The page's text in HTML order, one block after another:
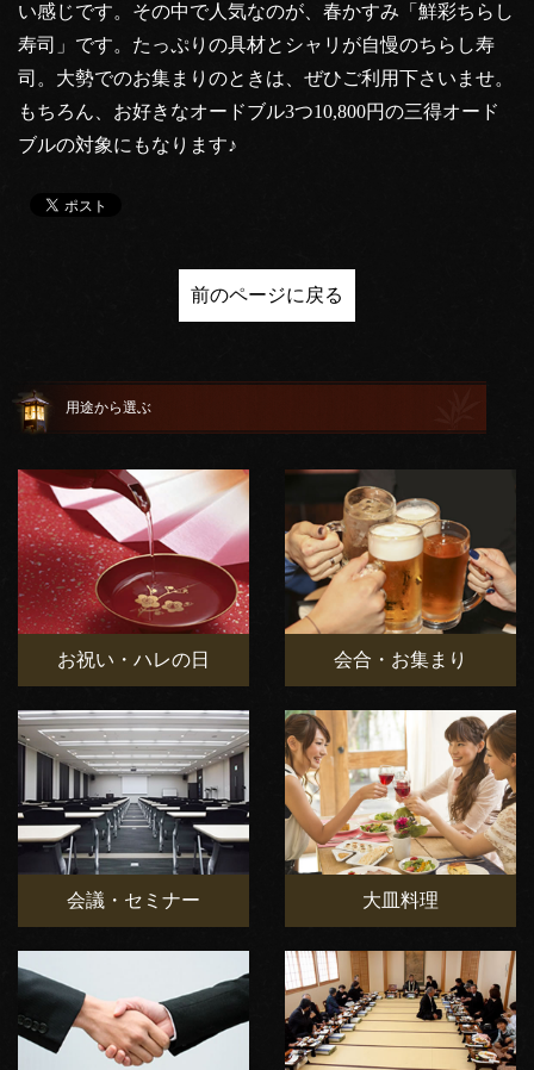
い感じです。その中で人気なのが、春かすみ「鮮彩ちらし
寿司」です。たっぷりの具材とシャリが自慢のちらし寿
司。大勢でのお集まりのときは、ぜひご利用下さいませ。
もちろん、お好きなオードブル3つ10,800円の三得オード
ブルの対象にもなります♪
前のページに戻る
用途から選ぶ
お祝い・ハレの日 会合・お集まり
会議・セミナー 大皿料理